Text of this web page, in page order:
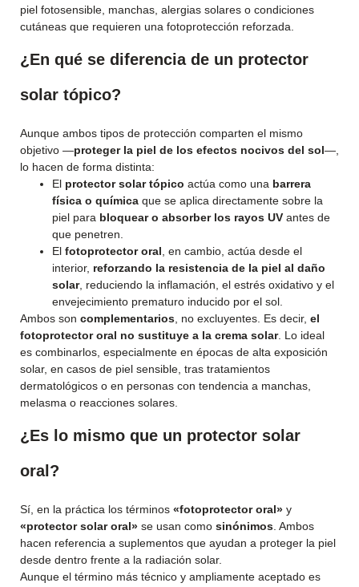
piel fotosensible, manchas, alergias solares o condiciones
cutáneas que requieren una fotoprotección reforzada.
¿En qué se diferencia de un protector
solar tópico?
Aunque ambos tipos de protección comparten el mismo
objetivo —proteger la piel de los efectos nocivos del sol—,
lo hacen de forma distinta:
El protector solar tópico actúa como una barrera
física o química que se aplica directamente sobre la
piel para bloquear o absorber los rayos UV antes de
que penetren.
El fotoprotector oral , en cambio, actúa desde el
interior, reforzando la resistencia de la piel al daño
solar, reduciendo la inflamación, el estrés oxidativo y el
envejecimiento prematuro inducido por el sol.
Ambos son complementarios , no excluyentes. Es decir, el
fotoprotector oral no sustituye a la crema solar. Lo ideal
es combinarlos, especialmente en épocas de alta exposición
solar, en casos de piel sensible, tras tratamientos
dermatológicos o en personas con tendencia a manchas,
melasma o reacciones solares.
¿Es lo mismo que un protector solar
oral?
Sí, en la práctica los términos «fotoprotector oral» y
«protector solar oral» se usan como sinónimos . Ambos
hacen referencia a suplementos que ayudan a proteger la piel
desde dentro frente a la radiación solar.
Aunque el término más técnico y ampliamente aceptado es